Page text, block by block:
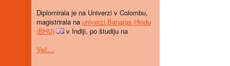
Diplomirala je na Univerzi v Colombu,
magistrirala na univerzi Banaras Hindu
(BHU)
v Indiji, po študiju na
Več…